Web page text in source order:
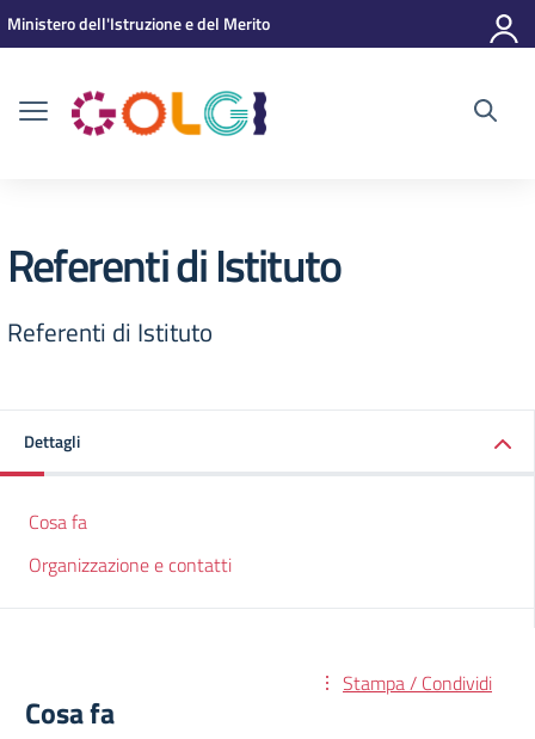
Vai ai contenuti
Vai al menu di navigazione
Vai al footer
Ministero dell'Istruzione e del Merito
Referenti di Istituto
Referenti di Istituto
Dettagli
Cosa fa
Organizzazione e contatti
Stampa / Condividi
Cosa fa